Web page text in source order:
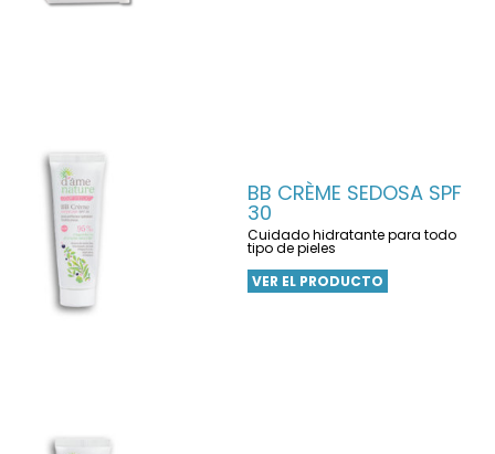
BB CRÈME SEDOSA SPF
30
Cuidado hidratante para todo
tipo de pieles
VER EL PRODUCTO